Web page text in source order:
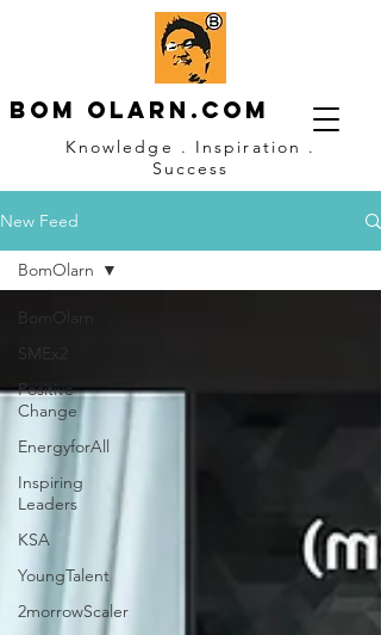
Bom OLARN.com
Knowledge . Inspiration .
Success
New Feed
BomOlarn
SMEx2
Positive
Change
EnergyforAll
Inspiring
Leaders
KSA
YoungTalent
2morrowScaler
BomOlarn